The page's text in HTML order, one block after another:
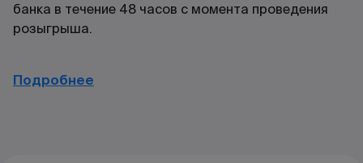
банка в течение 48 часов с момента проведения
розыгрыша.
Подробнее